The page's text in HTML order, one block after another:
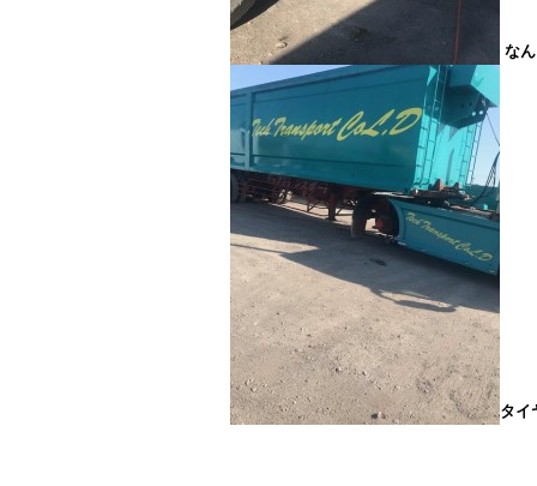
な
タ